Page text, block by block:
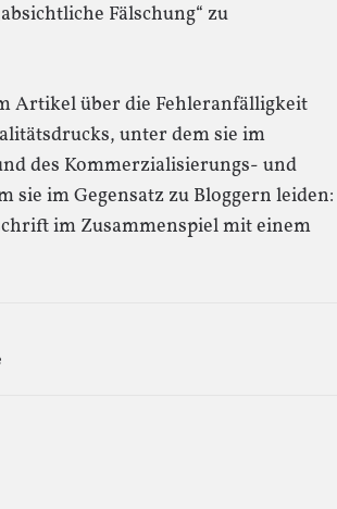
Fälschung“ zu
Artikel über die Fehleranfälligkeit
unter dem sie im
des Kommerzialisierungs- und
sie im Gegensatz zu Bloggern leiden:
im Zusammenspiel mit einem